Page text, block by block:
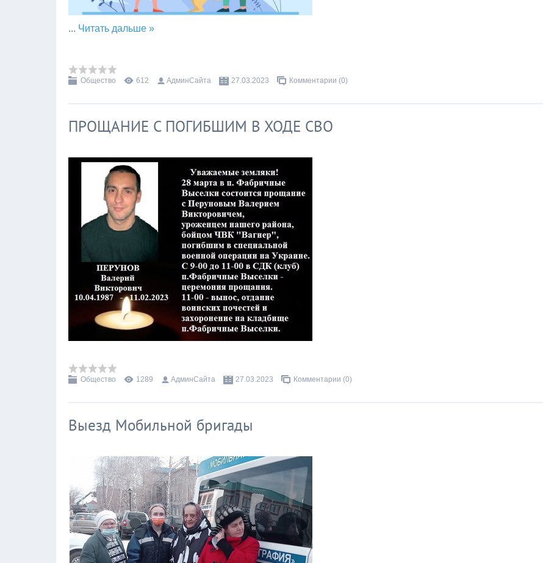
... Читать дальше »
Общество 612 АдминСайта 27.03.2023 Комментарии (0)
ПРОЩАНИЕ С ПОГИБШИМ В ХОДЕ СВО
Общество 1289 АдминСайта 27.03.2023 Комментарии (0)
Выезд Мобильной бригады